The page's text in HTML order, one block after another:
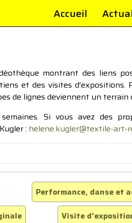
Accueil
montrant des liens
et des visites
de lignes deviennent un
Si vous avez des
: helene.kugler@textile-art-
Performance, danse et
Visite